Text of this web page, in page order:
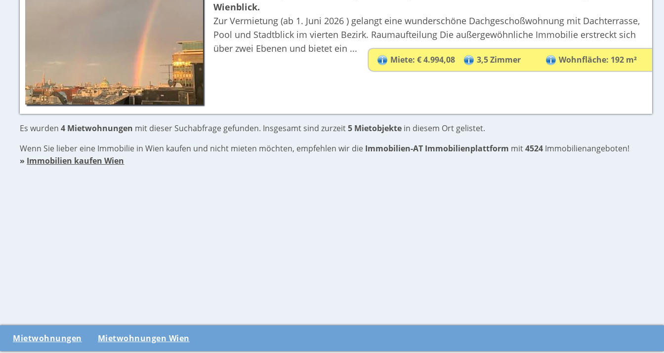
Wienblick.
Zur Vermietung (ab 1. Juni 2026 ) gelangt eine wunderschöne Dachgeschoßwohnung mit Dachterrasse,
Pool und Stadtblick im vierten Bezirk. Raumaufteilung Die außergewöhnliche Immobilie erstreckt sich
über zwei Ebenen und bietet ein ...
Miete: € 4.994,08 3,5 Zimmer Wohnfläche: 192 m²
Es wurden4 Mietwohnungen mit dieser Suchabfrage gefunden. Insgesamt sind zurzeit5 Mietobjekte in diesem Ort gelistet.
Wenn Sie lieber eine Immobilie in Wien kaufen und nicht mieten möchten, empfehlen wir die Immobilien-AT Immobilienplattform mit4524 Immobilienangeboten!
» Immobilien kaufen Wien
Mietwohnungen Mietwohnungen Wien